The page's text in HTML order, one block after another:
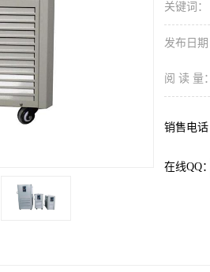
关键词：
发布日期
阅 读 量：
销售电话
在线QQ：